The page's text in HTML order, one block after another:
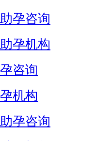
孕咨询
孕机构
咨询
机构
孕咨询